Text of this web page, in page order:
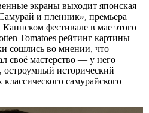
экраны выходит японская
и пленник», премьера
Каннском фестивале в мае этого
Tomatoes рейтинг картины
сошлись во мнении, что
своё мастерство — у него
остроумный исторический
классического самурайского